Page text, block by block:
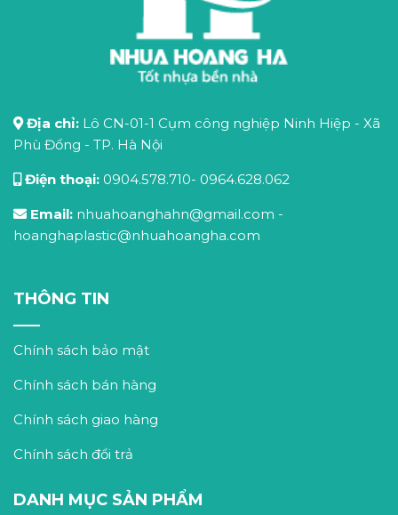
Địa chỉ: Lô CN-01-1 Cụm công nghiệp Ninh Hiệp - Xã
Phù Đổng - TP. Hà Nội
Điện thoại: 0904.578.710- 0964.628.062
Email: nhuahoanghahn@gmail.com -
hoanghaplastic@nhuahoangha.com
THÔNG TIN
Chính sách bảo mật
Chính sách bán hàng
Chính sách giao hàng
Chính sách đổi trả
DANH MỤC SẢN PHẨM